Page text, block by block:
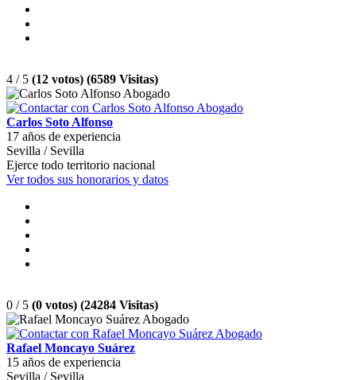
4 / 5 (12 votos) (6589 Visitas)
Carlos Soto Alfonso
17 años de experiencia
Sevilla / Sevilla
Ejerce todo territorio nacional
Ver todos sus honorarios y datos
0 / 5 (0 votos) (24284 Visitas)
Rafael Moncayo Suárez
15 años de experiencia
Sevilla / Sevilla